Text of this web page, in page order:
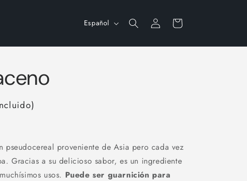
Español
Iniciar
sesión
Carrito
pseudocereal proveniente de Asia pero cada vez
Gracias a su delicioso sabor, es un ingrediente
usos. Puede ser guarnición para